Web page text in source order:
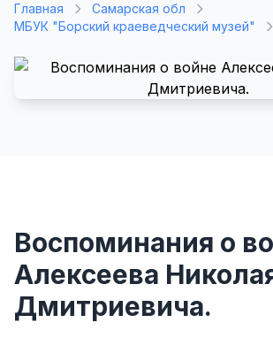
Главная
Самарская обл
МБУК "Борский краеведческий музей"
Воспоминания о
Алексеева
Дмитриевича.